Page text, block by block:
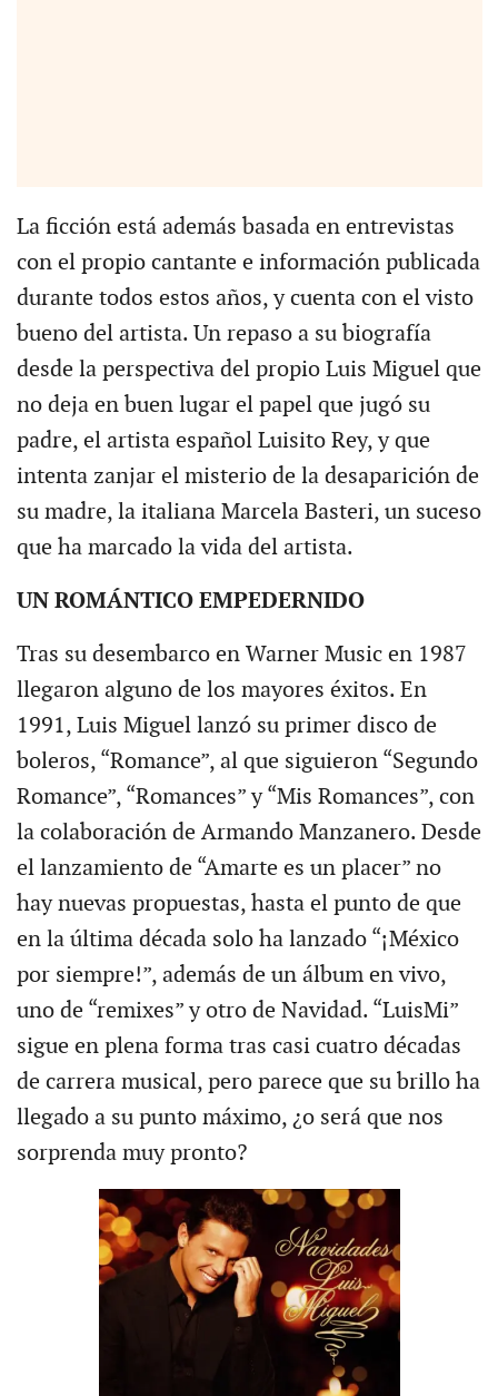
La ficción está además basada en entrevistas
con el propio cantante e información publicada
durante todos estos años, y cuenta con el visto
bueno del artista. Un repaso a su biografía
desde la perspectiva del propio Luis Miguel que
no deja en buen lugar el papel que jugó su
padre, el artista español Luisito Rey, y que
intenta zanjar el misterio de la desaparición de
su madre, la italiana Marcela Basteri, un suceso
que ha marcado la vida del artista.
UN ROMÁNTICO EMPEDERNIDO
Tras su desembarco en Warner Music en 1987
llegaron alguno de los mayores éxitos. En
1991, Luis Miguel lanzó su primer disco de
boleros, “Romance”, al que siguieron “Segundo
Romance”, “Romances” y “Mis Romances”, con
la colaboración de Armando Manzanero. Desde
el lanzamiento de “Amarte es un placer” no
hay nuevas propuestas, hasta el punto de que
en la última década solo ha lanzado “¡México
por siempre!”, además de un álbum en vivo,
uno de “remixes” y otro de Navidad. “LuisMi”
sigue en plena forma tras casi cuatro décadas
de carrera musical, pero parece que su brillo ha
llegado a su punto máximo, ¿o será que nos
sorprenda muy pronto?